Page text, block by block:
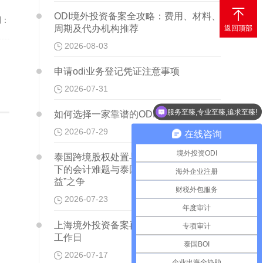
ODI境外投资备案全攻略：费用、材料、
周期及代办机构推荐
2026-08-03
申请odi业务登记凭证注意事项
2026-07-31
如何选择一家靠谱的ODI代理公司
2026-07-29
泰国跨境股权处置与关联方融资：TFRS
下的会计难题与泰国利得税的“资本与收
益”之争
2026-07-23
上海境外投资备案再提速：全流程30个
工作日
2026-07-17

返回顶部
在线咨询
境外投资ODI
海外企业注册
财税外包服务
年度审计
专项审计
泰国BOI
服务至臻,专业至臻,追求至臻!